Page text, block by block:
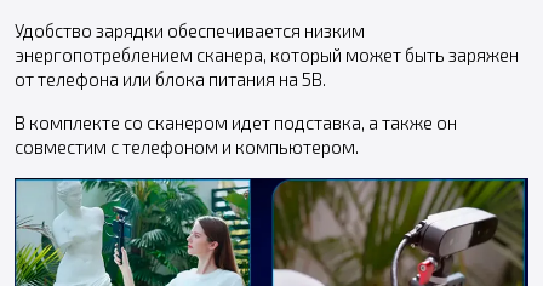
Удобство зарядки обеспечивается низким
энергопотреблением сканера, который может быть заряжен
от телефона или блока питания на 5В.
В комплекте со сканером идет подставка, а также он
совместим с телефоном и компьютером.